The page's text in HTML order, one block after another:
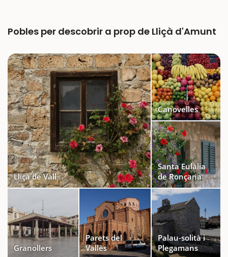
Pobles per descobrir a prop de Lliçà d'Amunt
Lliçà de Vall
Canovelles
Santa Eulàlia
de Ronçana
Granollers
Parets del
Vallès
Palau-solità i
Plegamans